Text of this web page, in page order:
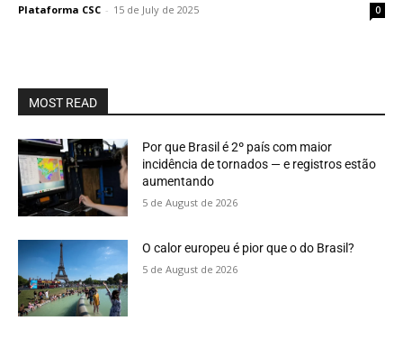
Plataforma CSC - 15 de July de 2025 0
MOST READ
Por que Brasil é 2º país com maior
incidência de tornados — e registros estão
aumentando
5 de August de 2026
O calor europeu é pior que o do Brasil?
5 de August de 2026